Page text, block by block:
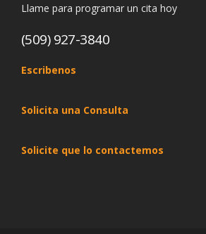
Llame para programar un cita hoy
(509) 927-3840
Escribenos
Solicita una Consulta
Solicite que lo contactemos